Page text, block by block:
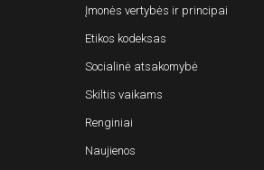
Įmonės vertybės ir principai
Etikos kodeksas
Socialinė atsakomybė
Skiltis vaikams
Renginiai
Naujienos